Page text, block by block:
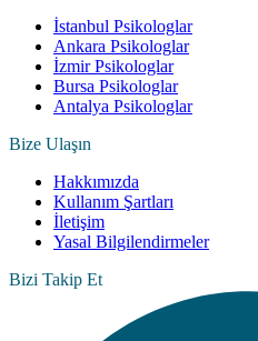
İstanbul Psikologlar
Ankara Psikologlar
İzmir Psikologlar
Bursa Psikologlar
Antalya Psikologlar
Bize Ulaşın
Hakkımızda
Kullanım Şartları
İletişim
Yasal Bilgilendirmeler
Bizi Takip Et